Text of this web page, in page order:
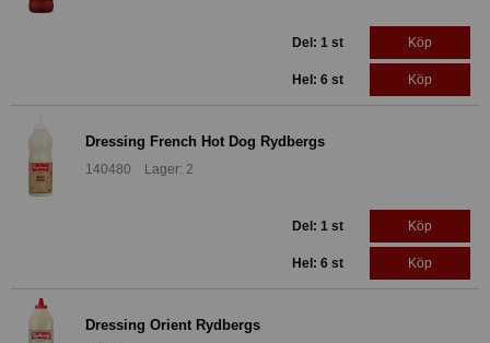
Del: 1 st Köp
Hel: 6 st Köp
Dressing French Hot Dog Rydbergs
140480 Lager: 2
Del: 1 st Köp
Hel: 6 st Köp
Dressing Orient Rydbergs